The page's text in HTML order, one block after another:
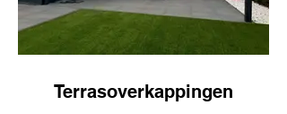
Terrasoverkappingen